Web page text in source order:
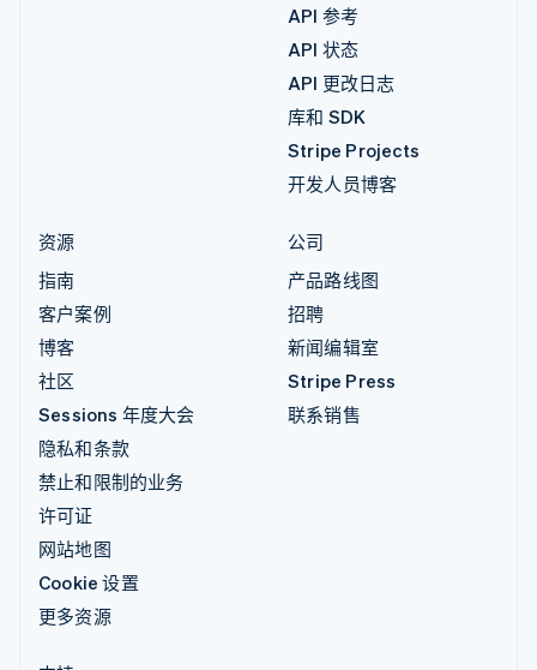
API 参考
API 状态
API 更改日志
库和 SDK
Stripe Projects
开发人员博客
资源
指南
客户案例
博客
社区
Sessions 年度大会
隐私和条款
禁止和限制的业务
许可证
网站地图
Cookie 设置
更多资源
公司
产品路线图
招聘
新闻编辑室
Stripe Press
联系销售